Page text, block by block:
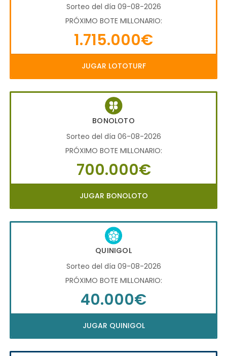
Sorteo del día 09-08-2026
PRÓXIMO BOTE MILLONARIO:
1.715.000€
JUGAR LOTOTURF
BONOLOTO
Sorteo del día 06-08-2026
PRÓXIMO BOTE MILLONARIO:
700.000€
JUGAR BONOLOTO
QUINIGOL
Sorteo del día 09-08-2026
PRÓXIMO BOTE MILLONARIO:
40.000€
JUGAR QUINIGOL